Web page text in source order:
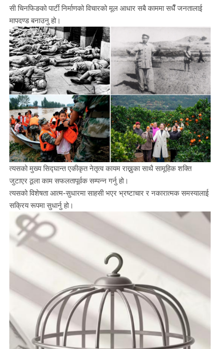
सी चिनफिङको पार्टी निर्माणको विचारको मूल आधार सबै काममा सधैँ जनतालाई
मापदण्ड बनाउनु हो।
त्यसको मुख्य सिद्घान्त एकीकृत नेतृत्व कायम राख्नुका साथै सामूहिक शक्ति
जुटाएर ठूला काम सफलतापूर्वक सम्पन्न गर्नु हो।
त्यसको विशेषता आत्म-सुधारमा साहसी भएर भ्रष्टाचार र नकारात्मक समस्यालाई
सक्रिय रूपमा सुधार्नु हो।